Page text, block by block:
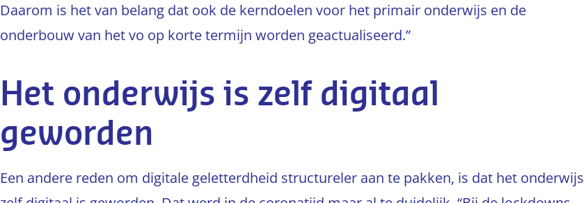
Daarom is het van belang dat ook de kerndoelen voor het primair onderwijs en de
onderbouw van het vo op korte termijn worden geactualiseerd.”
Het onderwijs is zelf digitaal
geworden
Een andere reden om digitale geletterdheid structureler aan te pakken, is dat het onderwijs